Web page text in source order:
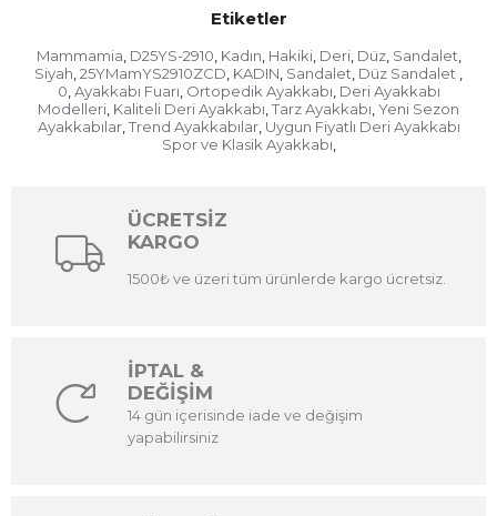
Etiketler
Mammamia D25YS-2910 Kadın Hakiki, Deri, Düz, Sandalet
Siyah 25YMamYS2910ZCD KADIN Sandalet Düz Sandalet
0 Ayakkabı Fuarı Ortopedik Ayakkabı Deri Ayakkabı
Modelleri Kaliteli Deri Ayakkabı Tarz Ayakkabı Yeni Sezon
Ayakkabılar, Trend Ayakkabılar, Uygun Fiyatlı Deri Ayakkabı
Spor ve Klasik Ayakkabı
ÜCRETSİZ
KARGO
1500₺ ve üzeri tüm ürünlerde kargo ücretsiz.
İPTAL &
DEĞİŞİM
14 gün içerisinde iade ve değişim
yapabilirsiniz